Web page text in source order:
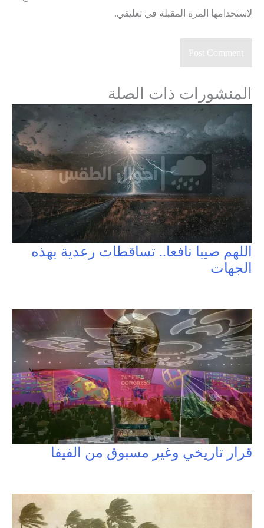
لاستخدامها المرة المقبلة في تعليقي.
المنشورات ذات الصلة
اللهم صيبا نافعا.. تساقطات رعدية بهذه
الجهات
قرار تاريخي وغير مسبوق من الفيفا